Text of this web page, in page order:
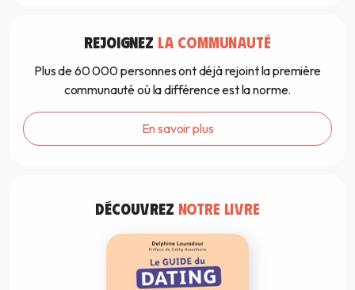
REJOIGNEZ LA COMMUNAUTÉ
Plus de 60 000 personnes ont déjà rejoint la première
communauté où la différence est la norme.
En savoir plus
DÉCOUVREZ NOTRE LIVRE